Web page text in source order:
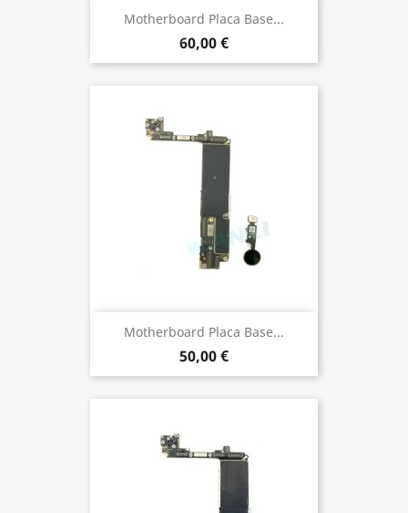
Motherboard Placa Base...
60,00 €
Motherboard Placa Base...
50,00 €